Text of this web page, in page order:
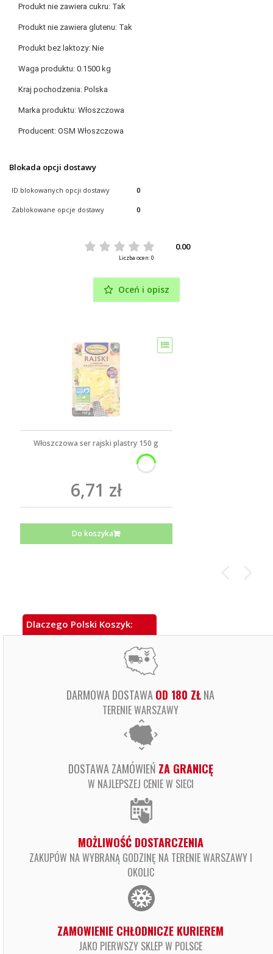
Produkt nie zawiera cukru: Tak
Produkt nie zawiera glutenu: Tak
Produkt bez laktozy: Nie
Waga produktu: 0.1500 kg
Kraj pochodzenia: Polska
Marka produktu: Włoszczowa
Producent: OSM Włoszczowa
Blokada opcji dostawy
ID blokowanych opcji dostawy 0
Zablokowane opcje dostawy 0
0.00
Liczba ocen: 0
Oceń i opisz
Włoszczowa ser rajski plastry 150 g
6,71 zł
Do koszyka
Dlaczego Polski Koszyk:
DARMOWA DOSTAWAOD 180 ZŁNA
TERENIE WARSZAWY
DOSTAWA ZAMÓWIEŃ ZA GRANICĘ
W NAJLEPSZEJ CENIE W SIECI
MOŻLIWOŚĆ DOSTARCZENIA
ZAKUPÓW NA WYBRANĄ GODZINĘ NA TERENIE WARSZAWY I
OKOLIC
ZAMOWIENIE CHŁODNICZE KURIEREM
JAKO PIERWSZY SKLEP W POLSCE